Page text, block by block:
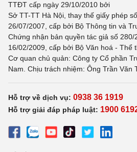
TTĐT cấp ngày 29/10/2010 bởi
Sở TT-TT Hà Nội, thay thế giấy phép
26/07/2007, cấp bởi Bộ Thông tin và
Chứng nhận bản quyền tác giả số 280/
16/02/2009, cấp bởi Bộ Văn hoá - Thể
Cơ quan chủ quản: Công ty Cổ phần
Nam. Chịu trách nhiệm: Ông Trần Văn
Hỗ trợ về dịch vụ: 0938 36 1919
Hỗ trợ giải đáp pháp luật: 1900